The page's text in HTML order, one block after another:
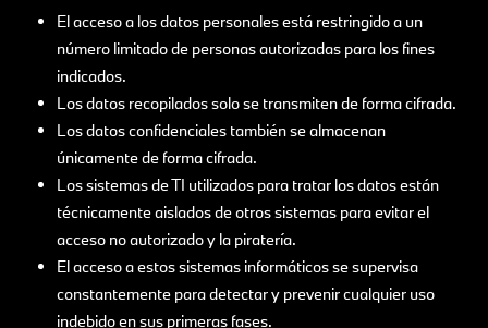
El acceso a los datos personales está restringido a un
número limitado de personas autorizadas para los fines
indicados.
Los datos recopilados solo se transmiten de forma cifrada.
Los datos confidenciales también se almacenan
únicamente de forma cifrada.
Los sistemas de TI utilizados para tratar los datos están
técnicamente aislados de otros sistemas para evitar el
acceso no autorizado y la piratería.
El acceso a estos sistemas informáticos se supervisa
constantemente para detectar y prevenir cualquier uso
indebido en sus primeras fases.